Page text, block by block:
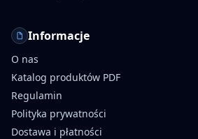
Informacje
O nas
Katalog produktów PDF
Regulamin
Polityka prywatności
Dostawa i płatności